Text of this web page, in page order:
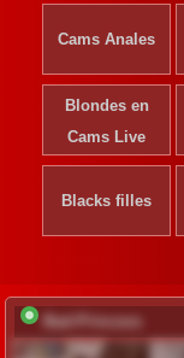
Cams Anales
Blondes en
Cams Live
Blacks filles
Bad-Princess